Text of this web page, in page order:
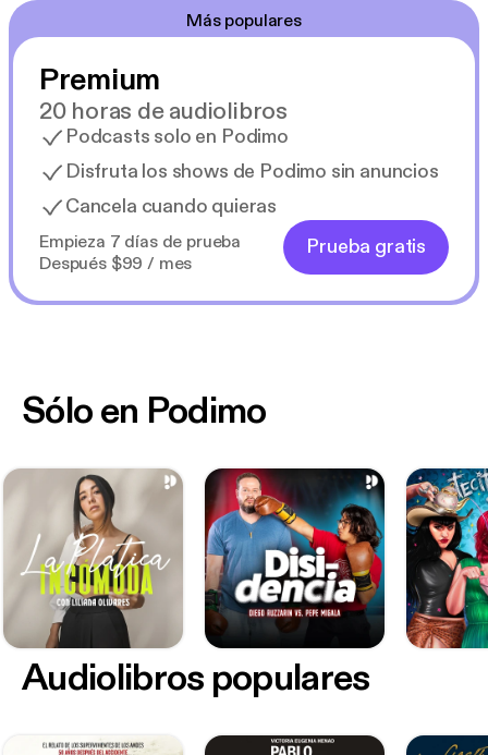
Más populares
Premium
20 horas de audiolibros
Podcasts solo en Podimo
Disfruta los shows de Podimo sin anuncios
Cancela cuando quieras
Empieza 7 días de prueba
Después $99 / mes
Prueba gratis
Sólo en Podimo
Audiolibros populares